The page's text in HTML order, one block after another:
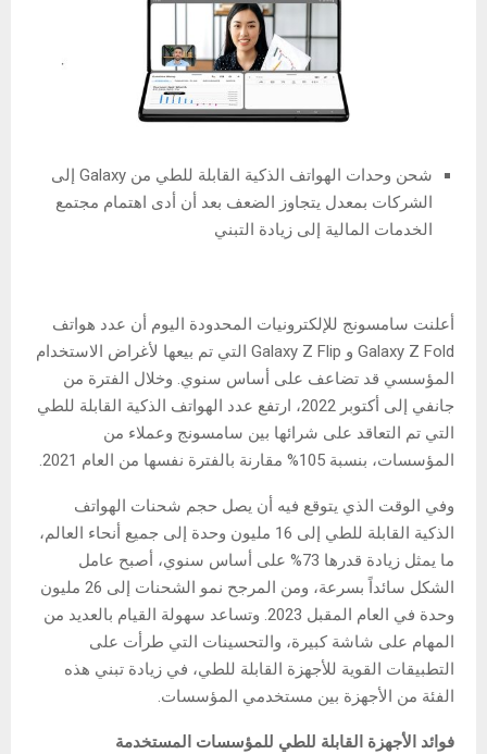
شحن وحدات الهواتف الذكية القابلة للطي من Galaxy إلى
الشركات بمعدل يتجاوز الضعف بعد أن أدى اهتمام مجتمع
الخدمات المالية إلى زيادة التبني
أعلنت سامسونج للإلكترونيات المحدودة اليوم أن عدد هواتف
Galaxy Z Fold و Galaxy Z Flip التي تم بيعها لأغراض الاستخدام
المؤسسي قد تضاعف على أساس سنوي. وخلال الفترة من
جانفي إلى أكتوبر 2022، ارتفع عدد الهواتف الذكية القابلة للطي
التي تم التعاقد على شرائها بين سامسونج وعملاء من
المؤسسات، بنسبة 105% مقارنة بالفترة نفسها من العام 2021.
وفي الوقت الذي يتوقع فيه أن يصل حجم شحنات الهواتف
الذكية القابلة للطي إلى 16 مليون وحدة إلى جميع أنحاء العالم،
ما يمثل زيادة قدرها 73% على أساس سنوي، أصبح عامل
الشكل سائداً بسرعة، ومن المرجح نمو الشحنات إلى 26 مليون
وحدة في العام المقبل 2023. وتساعد سهولة القيام بالعديد من
المهام على شاشة كبيرة، والتحسينات التي طرأت على
التطبيقات القوية للأجهزة القابلة للطي، في زيادة تبني هذه
الفئة من الأجهزة بين مستخدمي المؤسسات.
فوائد الأجهزة القابلة للطي للمؤسسات المستخدمة